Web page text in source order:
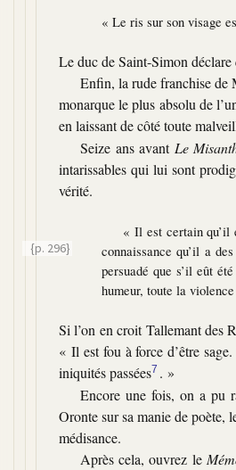
« Le ris sur son visage
Le duc de Saint-Simon déclare
Enfin, la rude franchise de
monarque le plus absolu de
en laissant de côté toute
Seize ans avant Le
intarissables qui lui sont
vérité.
« Il est certain qu’il
connaissance qu’il a
{p. 296}
persuadé que s’il eût
humeur, toute la
Si l’on en croit Tallemant des
« Il est fou à force d’être
iniquités passées7 . »
Encore une fois, on a pu
Oronte sur sa manie de poète,
médisance.
Après cela, ouvrez le